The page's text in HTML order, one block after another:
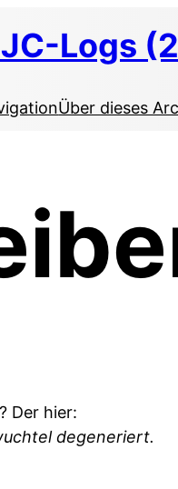
Logs
Über dieses
Der hier:
degeneriert.